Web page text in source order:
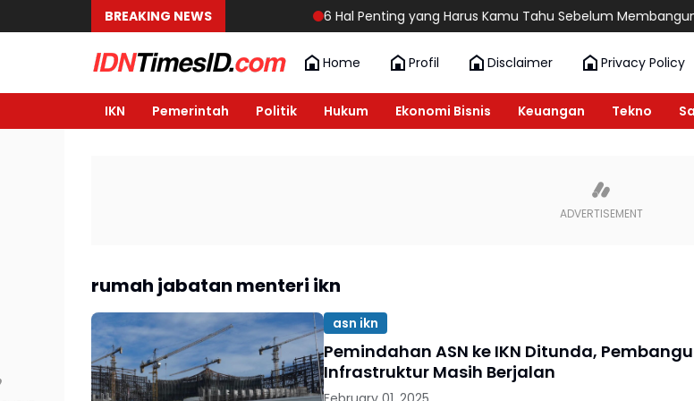
BREAKING NEWS 6 Hal Penting yang Harus Kamu Tahu Sebelum Membangun
Home Profil Disclaimer Privacy Policy
IKN Pemerintah Politik Hukum Ekonomi Bisnis Keuangan Tekno
rumah jabatan menteri ikn
asn ikn
Pemindahan ASN ke IKN Ditunda,
Infrastruktur Masih Berjalan